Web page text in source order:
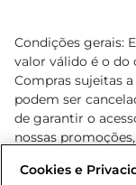
Condições gerais:
valor válido é o do
Compras sujeitas
podem ser
de garantir o
nossas
cliente. Os preços,
Cookies e